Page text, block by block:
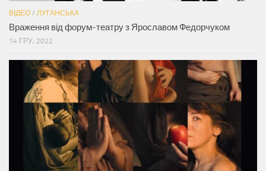
ВІДЕО / ЛУГАНСЬКА
Враження від форум-театру з Ярославом Федорчуком
14 ГРУ, 2022